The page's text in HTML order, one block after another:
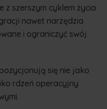
z szerszym cyklem życia
nawet narzędzia
i ograniczyć swój
się nie jako
rdzeń operacyjny